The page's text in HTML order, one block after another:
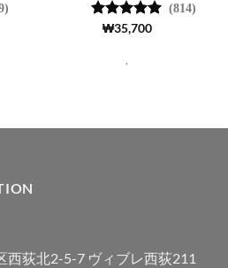
5 중에서
(814)
₩35,700
.
西荻北2-5-7 ヴィブレ西荻211